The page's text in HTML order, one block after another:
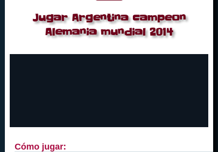
Jugar Argentina campeon
Alemania mundial 2014
Cómo jugar: